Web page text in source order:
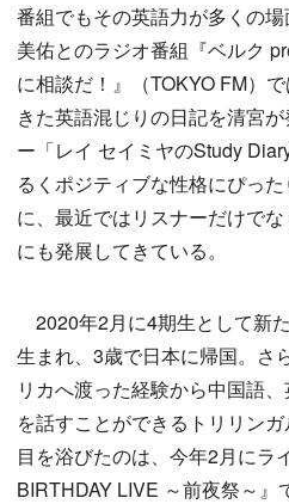
番組でもその英語力が多くの
美佑とのラジオ番組『ベルク
に相談だ！』（TOKYO FM）
きた英語混じりの日記を清宮
ー「レイ セイミヤのStudy
るくポジティブな性格にぴっ
に、最近ではリスナーだけで
にも発展してきている。
2020年2月に4期生として新
生まれ、3歳で日本に帰国。さ
リカへ渡った経験から中国語
を話すことができるトリリン
目を浴びたのは、今年2月にラ
BIRTHDAY LIVE ～前夜祭～』